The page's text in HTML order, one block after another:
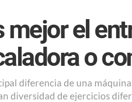
mejor el
o
diferencia de una
diversidad de ejercicios